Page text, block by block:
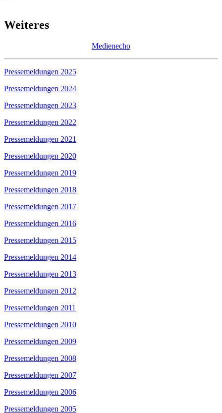
Weiteres
Medienecho
Pressemeldungen 2025
Pressemeldungen 2024
Pressemeldungen 2023
Pressemeldungen 2022
Pressemeldungen 2021
Pressemeldungen 2020
Pressemeldungen 2019
Pressemeldungen 2018
Pressemeldungen 2017
Pressemeldungen 2016
Pressemeldungen 2015
Pressemeldungen 2014
Pressemeldungen 2013
Pressemeldungen 2012
Pressemeldungen 2011
Pressemeldungen 2010
Pressemeldungen 2009
Pressemeldungen 2008
Pressemeldungen 2007
Pressemeldungen 2006
Pressemeldungen 2005